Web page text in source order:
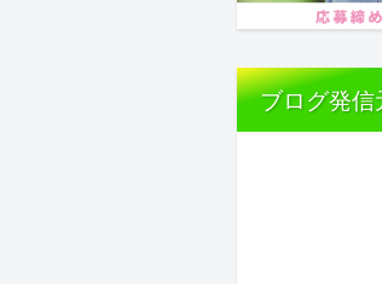
ブログ発信